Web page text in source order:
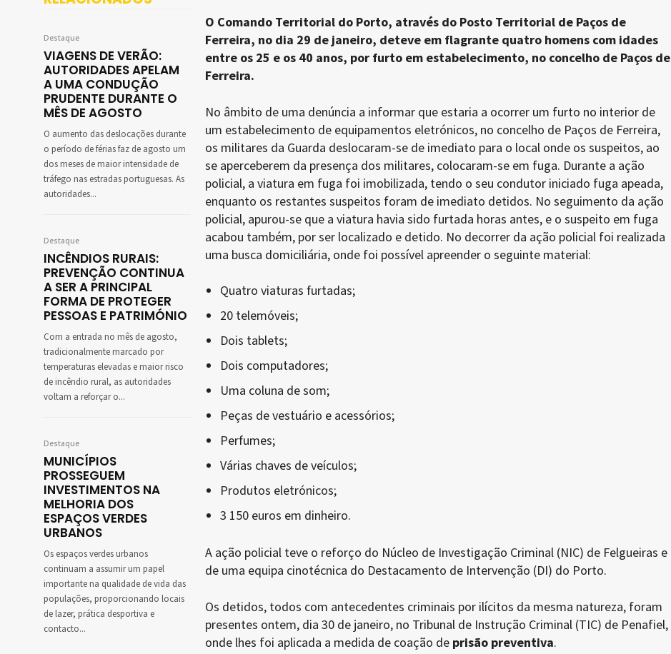
Destaque
VIAGENS DE VERÃO:
AUTORIDADES APELAM
A UMA CONDUÇÃO
PRUDENTE DURANTE O
MÊS DE AGOSTO
O aumento das deslocações durante
o período de férias faz de agosto um
dos meses de maior intensidade de
tráfego nas estradas portuguesas. As
autoridades...
Destaque
INCÊNDIOS RURAIS:
PREVENÇÃO CONTINUA
A SER A PRINCIPAL
FORMA DE PROTEGER
PESSOAS E PATRIMÓNIO
Com a entrada no mês de agosto,
tradicionalmente marcado por
temperaturas elevadas e maior risco
de incêndio rural, as autoridades
voltam a reforçar o...
Destaque
MUNICÍPIOS
PROSSEGUEM
INVESTIMENTOS NA
MELHORIA DOS
ESPAÇOS VERDES
URBANOS
Os espaços verdes urbanos
continuam a assumir um papel
importante na qualidade de vida das
populações, proporcionando locais
de lazer, prática desportiva e
contacto...
O Comando Territorial do Porto, através do Posto Territorial de Paços de
Ferreira, no dia 29 de janeiro, deteve em flagrante quatro homens com idades
entre os 25 e os 40 anos, por furto em estabelecimento, no concelho de Paços de
Ferreira.
No âmbito de uma denúncia a informar que estaria a ocorrer um furto no interior de
um estabelecimento de equipamentos eletrónicos, no concelho de Paços de Ferreira,
os militares da Guarda deslocaram-se de imediato para o local onde os suspeitos, ao
se aperceberem da presença dos militares, colocaram-se em fuga. Durante a ação
policial, a viatura em fuga foi imobilizada, tendo o seu condutor iniciado fuga apeada,
enquanto os restantes suspeitos foram de imediato detidos. No seguimento da ação
policial, apurou-se que a viatura havia sido furtada horas antes, e o suspeito em fuga
acabou também, por ser localizado e detido. No decorrer da ação policial foi realizada
uma busca domiciliária, onde foi possível apreender o seguinte material:
Quatro viaturas furtadas;
20 telemóveis;
Dois tablets;
Dois computadores;
Uma coluna de som;
Peças de vestuário e acessórios;
Perfumes;
Várias chaves de veículos;
Produtos eletrónicos;
3 150 euros em dinheiro.
A ação policial teve o reforço do Núcleo de Investigação Criminal (NIC) de Felgueiras e
de uma equipa cinotécnica do Destacamento de Intervenção (DI) do Porto.
Os detidos, todos com antecedentes criminais por ilícitos da mesma natureza, foram
presentes ontem, dia 30 de janeiro, no Tribunal de Instrução Criminal (TIC) de Penafiel,
onde lhes foi aplicada a medida de coação de prisão preventiva.